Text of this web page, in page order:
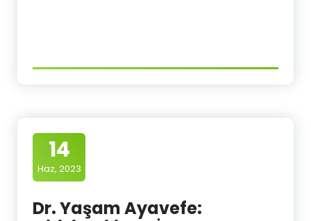
14
Haz, 2023
Dr. Yaşam Ayavefe: